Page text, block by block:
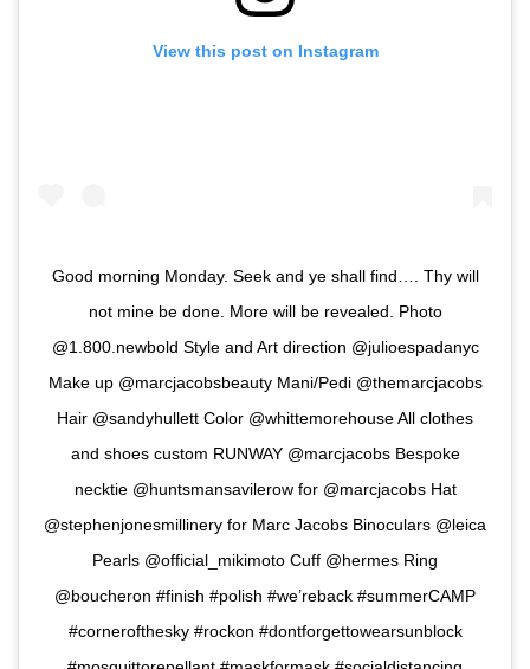
View this post on Instagram
Good morning Monday. Seek and ye shall find…. Thy will
not mine be done. More will be revealed. Photo
@1.800.newbold Style and Art direction @julioespadanyc
Make up @marcjacobsbeauty Mani/Pedi @themarcjacobs
Hair @sandyhullett Color @whittemorehouse All clothes
and shoes custom RUNWAY @marcjacobs Bespoke
necktie @huntsmansavilerow for @marcjacobs Hat
@stephenjonesmillinery for Marc Jacobs Binoculars @leica
Pearls @official_mikimoto Cuff @hermes Ring
@boucheron #finish #polish #we’reback #summerCAMP
#cornerofthesky #rockon #dontforgettowearsunblock